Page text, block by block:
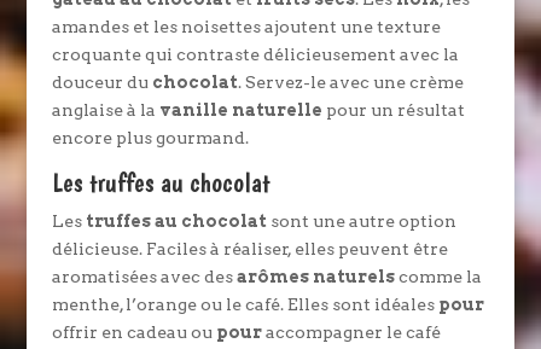
amandes et les noisettes ajoutent une texture
croquante qui contraste délicieusement avec la
douceur du chocolat. Servez-le avec une crème
anglaise à la vanille naturelle pour un résultat
encore plus gourmand.
Les truffes au chocolat
Les truffes au chocolat sont une autre option
délicieuse. Faciles à réaliser, elles peuvent être
aromatisées avec desarômes naturelscomme la
menthe, l’orange ou le café. Elles sont idéales pour
offrir en cadeau ou pouraccompagner le café